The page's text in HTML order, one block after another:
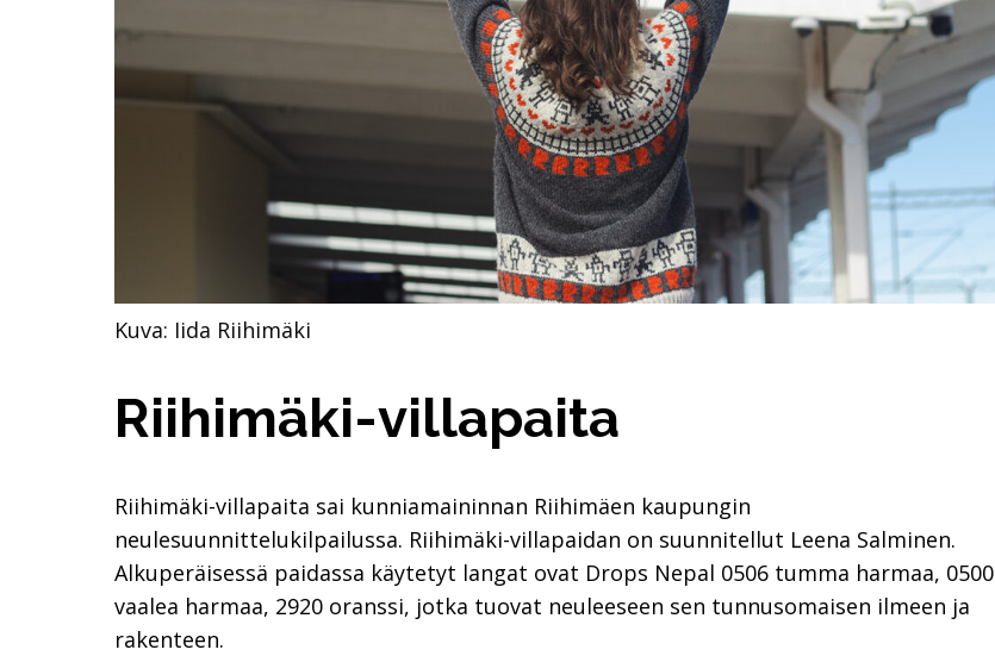
Kuva: Iida Riihimäki
Riihimäki-villapaita
Riihimäki-villapaita sai kunniamaininnan Riihimäen kaupungin
neulesuunnittelukilpailussa. Riihimäki-villapaidan on suunnitellut Leena Salminen.
Alkuperäisessä paidassa käytetyt langat ovat Drops Nepal 0506 tumma harmaa, 0500
vaalea harmaa, 2920 oranssi, jotka tuovat neuleeseen sen tunnusomaisen ilmeen ja
rakenteen.